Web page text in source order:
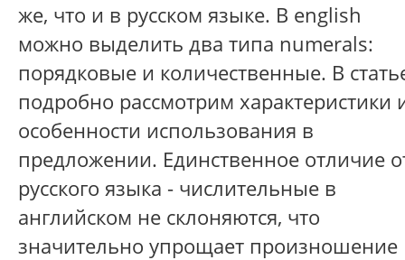
же, что и в русском языке. В english
можно выделить два типа numerals:
порядковые и количественные. В
подробно рассмотрим характеристики
особенности использования в
предложении. Единственное отличие
русского языка - числительные в
английском не склоняются, что
значительно упрощает произношение